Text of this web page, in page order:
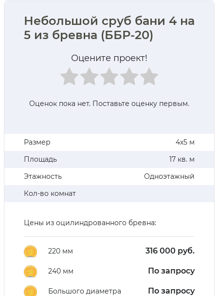
Небольшой сруб бани 4 на
5 из бревна (ББР-20)
Оцените проект!
Оценок пока нет. Поставьте оценку первым.
Размер
4х5 м
Площадь
17 кв. м
Этажность
Одноэтажный
Кол-во комнат
Цены из оцилиндрованного бревна:
220 мм 316 000 руб.
240 мм По запросу
Большого диаметра По запросу